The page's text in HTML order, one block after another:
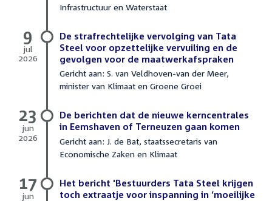
Infrastructuur en Waterstaat
De strafrechtelijke vervolging van Tata
Steel voor opzettelijke vervuiling en de
gevolgen voor de maatwerkafspraken
Gericht aan: S. van Veldhoven-van der Meer,
minister van Klimaat en Groene Groei
9
jul
2026
De berichten dat de nieuwe kerncentrales
in Eemshaven of Terneuzen gaan komen
Gericht aan: J. de Bat, staatssecretaris van
Economische Zaken en Klimaat
23
jun
2026
Het bericht 'Bestuurders Tata Steel krijgen
toch extraatje voor inspanning in ‘moeilijke
17
jun